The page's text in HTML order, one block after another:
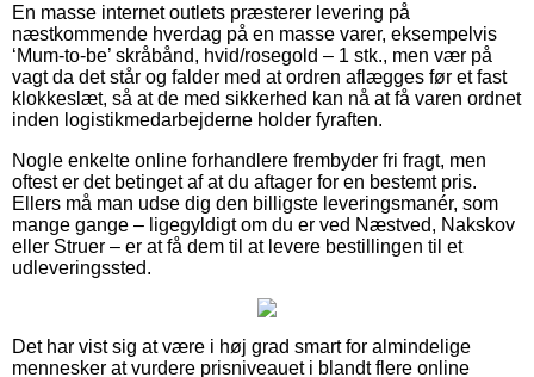
En masse internet outlets præsterer levering på
næstkommende hverdag på en masse varer, eksempelvis
‘Mum-to-be’ skråbånd, hvid/rosegold – 1 stk., men vær på
vagt da det står og falder med at ordren aflægges før et fast
klokkeslæt, så at de med sikkerhed kan nå at få varen ordnet
inden logistikmedarbejderne holder fyraften.
Nogle enkelte online forhandlere frembyder fri fragt, men
oftest er det betinget af at du aftager for en bestemt pris.
Ellers må man udse dig den billigste leveringsmanér, som
mange gange – ligegyldigt om du er ved Næstved, Nakskov
eller Struer – er at få dem til at levere bestillingen til et
udleveringssted.
Det har vist sig at være i høj grad smart for almindelige
mennesker at vurdere prisniveauet i blandt flere online